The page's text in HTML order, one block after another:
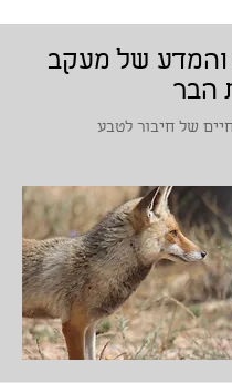
והמדע של מעקב
הבר
של חיבור לטבע